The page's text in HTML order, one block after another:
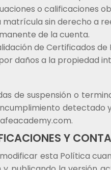
o calificaciones
matrícula sin derecho a
de la cuenta.
de Certificados de
daños a la propiedad
de suspensión o
detectado
Y
esta Política